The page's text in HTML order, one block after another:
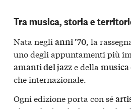
Tra musica, storia e
Nata negli anni ’70, la
uno degli appuntamenti più
amanti del jazze della musica
che internazionale.
Ogni edizione porta con sé